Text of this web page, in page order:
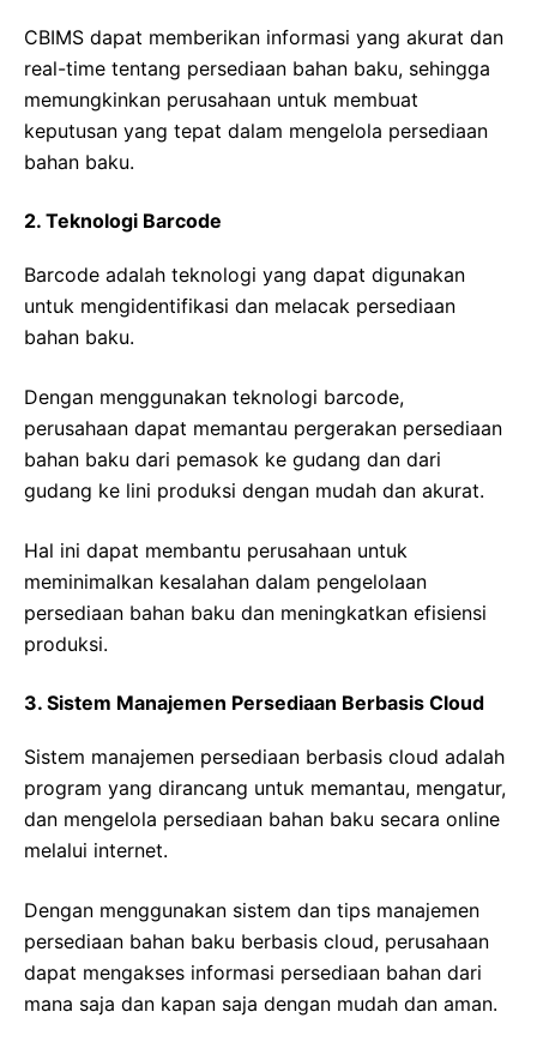
CBIMS dapat memberikan informasi yang akurat dan
real-time tentang persediaan bahan baku, sehingga
memungkinkan perusahaan untuk membuat
keputusan yang tepat dalam mengelola persediaan
bahan baku.
2. Teknologi Barcode
Barcode adalah teknologi yang dapat digunakan
untuk mengidentifikasi dan melacak persediaan
bahan baku.
Dengan menggunakan teknologi barcode,
perusahaan dapat memantau pergerakan persediaan
bahan baku dari pemasok ke gudang dan dari
gudang ke lini produksi dengan mudah dan akurat.
Hal ini dapat membantu perusahaan untuk
meminimalkan kesalahan dalam pengelolaan
persediaan bahan baku dan meningkatkan efisiensi
produksi.
3. Sistem Manajemen Persediaan Berbasis Cloud
Sistem manajemen persediaan berbasis cloud adalah
program yang dirancang untuk memantau, mengatur,
dan mengelola persediaan bahan baku secara online
melalui internet.
Dengan menggunakan sistem dan tips manajemen
persediaan bahan baku berbasis cloud, perusahaan
dapat mengakses informasi persediaan bahan dari
mana saja dan kapan saja dengan mudah dan aman.